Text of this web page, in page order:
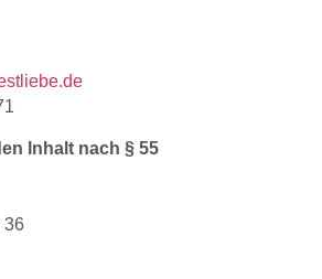
Inhalt nach § 55
36